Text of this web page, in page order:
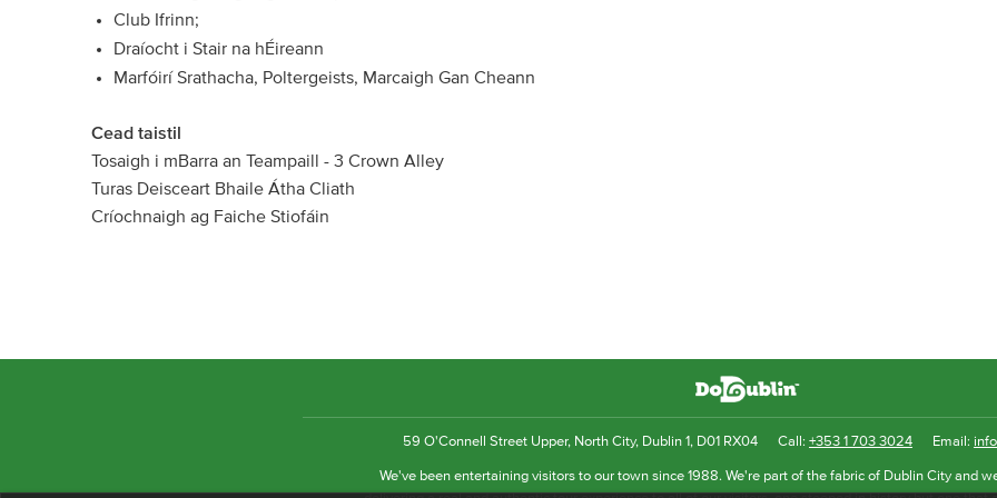
Club Ifrinn;
Draíocht i Stair na hÉireann
Marfóirí Srathacha, Poltergeists, Marcaigh Gan Cheann
Cead taistil
Tosaigh i mBarra an Teampaill - 3 Crown Alley
Turas Deisceart Bhaile Átha Cliath
Críochnaigh ag Faiche Stiofáin
59 O'Connell Street Upper, North City, Dublin 1, D01 RX04 Call: +353 1 703 3024 Email:
We've been entertaining visitors to our town since 1988. We're part of the fabric of Dublin City and